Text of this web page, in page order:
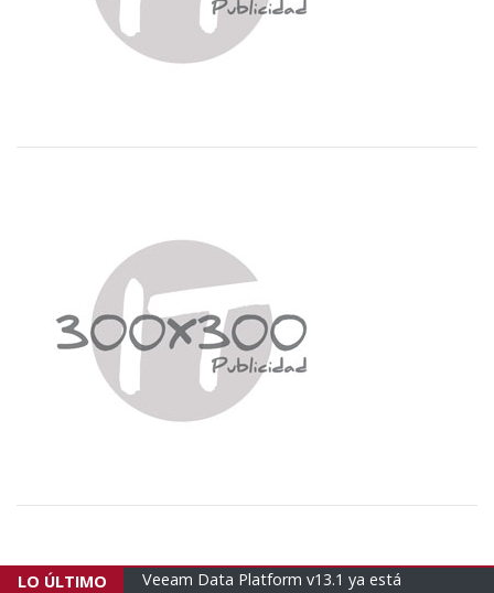
LO ÚLTIMO
ya está
Empresas brasileñas envían un nuevo avión